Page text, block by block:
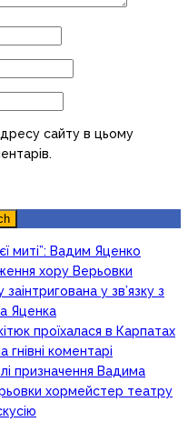
сайту в цьому
миті”: Вадим Яценко
хору Верьовки
у зв’язку з
Яценка
проїхалася в Карпатах
гнівні коментарі
призначення Вадима
хормейстер театру